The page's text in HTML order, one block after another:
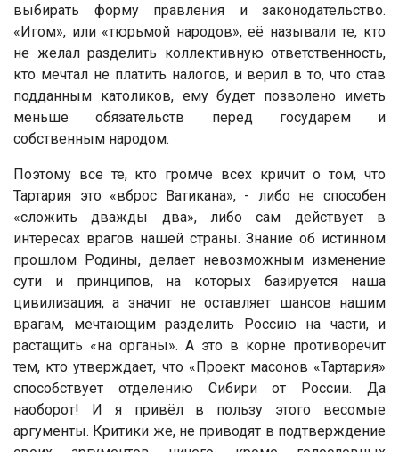
выбирать форму правления и законодательство.
«Игом», или «тюрьмой народов», её называли те, кто
не желал разделить коллективную ответственность,
кто мечтал не платить налогов, и верил в то, что став
подданным католиков, ему будет позволено иметь
меньше обязательств перед государем и
собственным народом.
Поэтому все те, кто громче всех кричит о том, что
Тартария это «вброс Ватикана», - либо не способен
«сложить дважды два», либо сам действует в
интересах врагов нашей страны. Знание об истинном
прошлом Родины, делает невозможным изменение
сути и принципов, на которых базируется наша
цивилизация, а значит не оставляет шансов нашим
врагам, мечтающим разделить Россию на части, и
растащить «на органы». А это в корне противоречит
тем, кто утверждает, что «Проект масонов «Тартария»
способствует отделению Сибири от России. Да
наоборот! И я привёл в пользу этого весомые
аргументы. Критики же, не приводят в подтверждение